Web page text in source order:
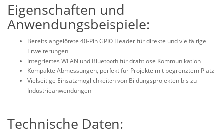
Eigenschaften und
Anwendungsbeispiele:
Bereits angelötete 40-Pin GPIO Header für direkte und vielfältige
Erweiterungen
Integriertes WLAN und Bluetooth für drahtlose Kommunikation
Kompakte Abmessungen, perfekt für Projekte mit begrenztem Platz
Vielseitige Einsatzmöglichkeiten von Bildungsprojekten bis zu
Industrieanwendungen
Technische Daten: